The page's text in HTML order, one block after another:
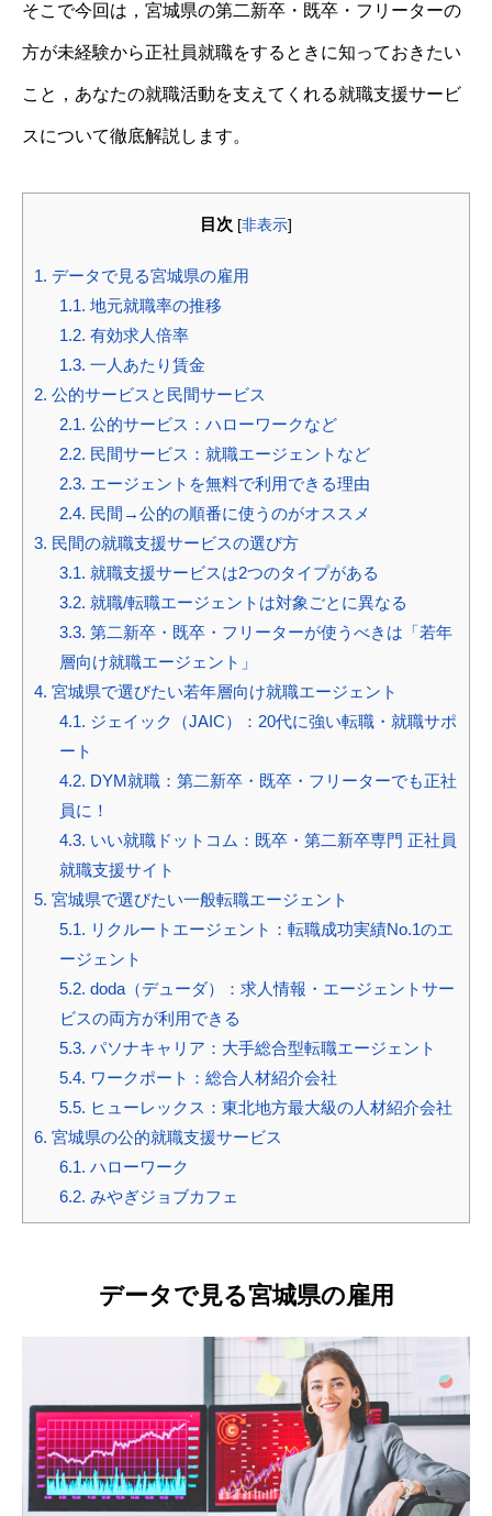
そこで今回は，宮城県の第二新卒・既卒・フリーターの
方が未経験から正社員就職をするときに知っておきたい
こと，あなたの就職活動を支えてくれる就職支援サービ
スについて徹底解説します。
目次 [非表示]
1. データで見る宮城県の雇用
1.1. 地元就職率の推移
1.2. 有効求人倍率
1.3. 一人あたり賃金
2. 公的サービスと民間サービス
2.1. 公的サービス：ハローワークなど
2.2. 民間サービス：就職エージェントなど
2.3. エージェントを無料で利用できる理由
2.4. 民間→公的の順番に使うのがオススメ
3. 民間の就職支援サービスの選び方
3.1. 就職支援サービスは2つのタイプがある
3.2. 就職/転職エージェントは対象ごとに異なる
3.3. 第二新卒・既卒・フリーターが使うべきは「若年
層向け就職エージェント」
4. 宮城県で選びたい若年層向け就職エージェント
4.1. ジェイック（JAIC）：20代に強い転職・就職サポ
ート
4.2. DYM就職：第二新卒・既卒・フリーターでも正社
員に！
4.3. いい就職ドットコム：既卒・第二新卒専門 正社員
就職支援サイト
5. 宮城県で選びたい一般転職エージェント
5.1. リクルートエージェント：転職成功実績No.1のエ
ージェント
5.2. doda（デューダ）：求人情報・エージェントサー
ビスの両方が利用できる
5.3. パソナキャリア：大手総合型転職エージェント
5.4. ワークポート：総合人材紹介会社
5.5. ヒューレックス：東北地方最大級の人材紹介会社
6. 宮城県の公的就職支援サービス
6.1. ハローワーク
6.2. みやぎジョブカフェ
データで見る宮城県の雇用